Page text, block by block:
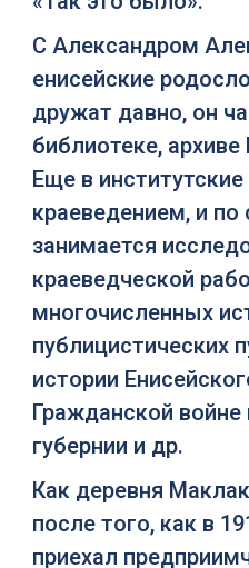
С Александром
енисейские
дружат давно, он
библиотеке, архиве
Еще в
краеведением, и по
занимается
краеведческой
многочисленных
публицистических
истории
Гражданской войне
губернии и др.
Как деревня
после того, как в
приехал